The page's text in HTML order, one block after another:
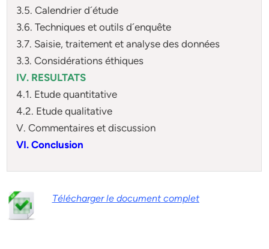
3.5. Calendrier d´étude
3.6. Techniques et outils d´enquête
3.7. Saisie, traitement et analyse des données
3.3. Considérations éthiques
IV. RESULTATS
4.1. Etude quantitative
4.2. Etude qualitative
V. Commentaires et discussion
VI. Conclusion
Télécharger le document complet